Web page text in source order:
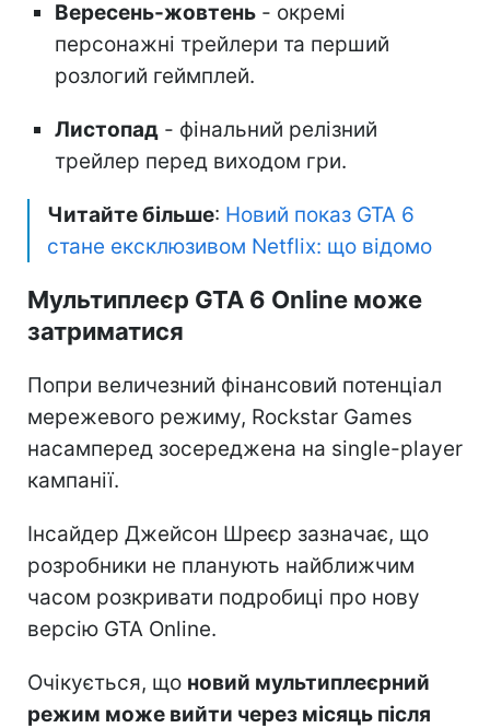
Вересень-жовтень - окремі
персонажні трейлери та перший
розлогий геймплей.
Листопад - фінальний релізний
трейлер перед виходом гри.
Читайте більше: Новий показ GTA 6
стане ексклюзивом Netflix: що відомо
Мультиплеєр GTA 6 Online може
затриматися
Попри величезний фінансовий потенціал
мережевого режиму, Rockstar Games
насамперед зосереджена на single-player
кампанії.
Інсайдер Джейсон Шреєр зазначає, що
розробники не планують найближчим
часом розкривати подробиці про нову
версію GTA Online.
Очікується, що новий мультиплеєрний
режим може вийти через місяць після